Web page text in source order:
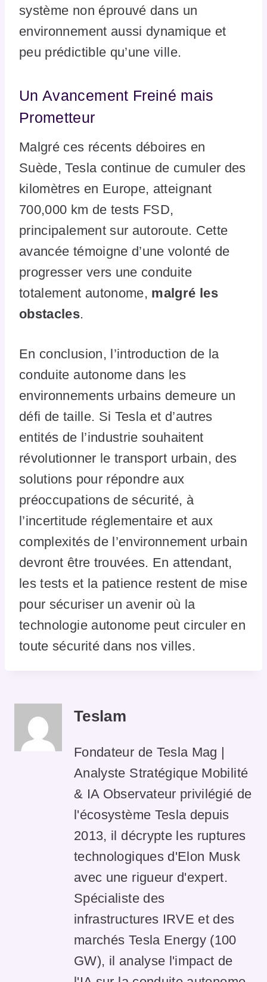
système non éprouvé dans un
environnement aussi dynamique et
peu prédictible qu’une ville.
Un Avancement Freiné mais
Prometteur
Malgré ces récents déboires en
Suède, Tesla continue de cumuler des
kilomètres en Europe, atteignant
700,000 km de tests FSD,
principalement sur autoroute. Cette
avancée témoigne d’une volonté de
progresser vers une conduite
totalement autonome, malgré les
obstacles.
En conclusion, l’introduction de la
conduite autonome dans les
environnements urbains demeure un
défi de taille. Si Tesla et d’autres
entités de l’industrie souhaitent
révolutionner le transport urbain, des
solutions pour répondre aux
préoccupations de sécurité, à
l’incertitude réglementaire et aux
complexités de l’environnement urbain
devront être trouvées. En attendant,
les tests et la patience restent de mise
pour sécuriser un avenir où la
technologie autonome peut circuler en
toute sécurité dans nos villes.
Teslam
Fondateur de Tesla Mag |
Analyste Stratégique Mobilité
& IA Observateur privilégié de
l'écosystème Tesla depuis
2013, il décrypte les ruptures
technologiques d'Elon Musk
avec une rigueur d'expert.
Spécialiste des
infrastructures IRVE et des
marchés Tesla Energy (100
GW), il analyse l'impact de